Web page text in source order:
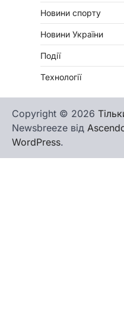
Новини спорту
Новини України
Події
Технології
Copyright © 2026
Newsbreeze від
WordPress.